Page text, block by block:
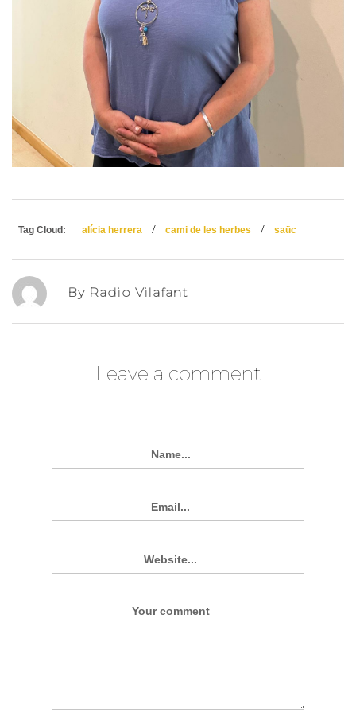
Tag Cloud: alícia herrera / cami de les herbes / saüc
By Radio Vilafant
Leave a comment